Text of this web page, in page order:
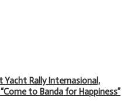
Yacht Rally Internasional,
to Banda for Happiness”